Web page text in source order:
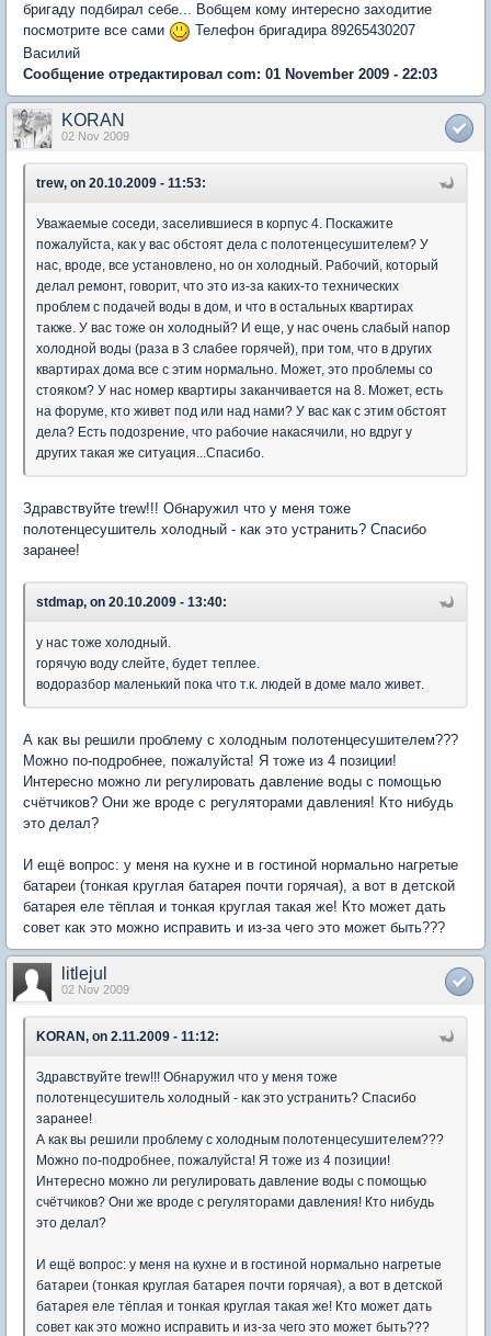
бригаду подбирал себе... Вобщем кому интересно заходитие
посмотрите все сами
Телефон бригадира 89265430207
Василий
Сообщение отредактировал com: 01 November 2009 - 22:03
KORAN
02 Nov 2009
trew, on 20.10.2009 - 11:53:
Уважаемые соседи, заселившиеся в корпус 4. Поскажите
пожалуйста, как у вас обстоят дела с полотенцесушителем? У
нас, вроде, все установлено, но он холодный. Рабочий, который
делал ремонт, говорит, что это из-за каких-то технических
проблем с подачей воды в дом, и что в остальных квартирах
также. У вас тоже он холодный? И еще, у нас очень слабый напор
холодной воды (раза в 3 слабее горячей), при том, что в других
квартирах дома все с этим нормально. Может, это проблемы со
стояком? У нас номер квартиры заканчивается на 8. Может, есть
на форуме, кто живет под или над нами? У вас как с этим обстоят
дела? Есть подозрение, что рабочие накасячили, но вдруг у
других такая же ситуация...Спасибо.
Здравствуйте trew!!! Обнаружил что у меня тоже
полотенцесушитель холодный - как это устранить? Спасибо
заранее!
stdmap, on 20.10.2009 - 13:40:
у нас тоже холодный.
горячую воду слейте, будет теплее.
водоразбор маленький пока что т.к. людей в доме мало живет.
А как вы решили проблему с холодным полотенцесушителем???
Можно по-подробнее, пожалуйста! Я тоже из 4 позиции!
Интересно можно ли регулировать давление воды с помощью
счётчиков? Они же вроде с регуляторами давления! Кто нибудь
это делал?
И ещё вопрос: у меня на кухне и в гостиной нормально нагретые
батареи (тонкая круглая батарея почти горячая), а вот в детской
батарея еле тёплая и тонкая круглая такая же! Кто может дать
совет как это можно исправить и из-за чего это может быть???
litlejul
02 Nov 2009
KORAN, on 2.11.2009 - 11:12:
Здравствуйте trew!!! Обнаружил что у меня тоже
полотенцесушитель холодный - как это устранить? Спасибо
заранее!
А как вы решили проблему с холодным полотенцесушителем???
Можно по-подробнее, пожалуйста! Я тоже из 4 позиции!
Интересно можно ли регулировать давление воды с помощью
счётчиков? Они же вроде с регуляторами давления! Кто нибудь
это делал?
И ещё вопрос: у меня на кухне и в гостиной нормально нагретые
батареи (тонкая круглая батарея почти горячая), а вот в детской
батарея еле тёплая и тонкая круглая такая же! Кто может дать
совет как это можно исправить и из-за чего это может быть???